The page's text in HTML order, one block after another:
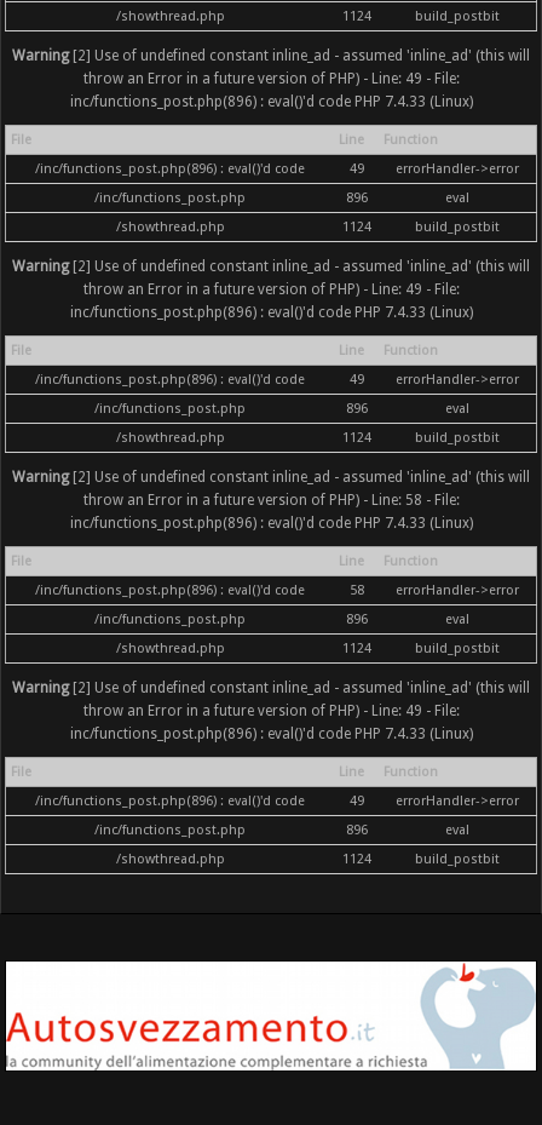
/showthread.php
1124 build_postbit
Warning[2] Use of undefined constant inline_ad - assumed 'inline_ad' (this will
throw an Error in a future version of PHP) - Line: 49 - File:
inc/functions_post.php(896) : eval()'d code PHP 7.4.33 (Linux)
File Line
Function
/inc/functions_post.php(896) : eval()'d code
49
errorHandler->error
/inc/functions_post.php
896
eval
/showthread.php
1124 build_postbit
Warning[2] Use of undefined constant inline_ad - assumed 'inline_ad' (this will
throw an Error in a future version of PHP) - Line: 49 - File:
inc/functions_post.php(896) : eval()'d code PHP 7.4.33 (Linux)
File Line
Function
/inc/functions_post.php(896) : eval()'d code
49
errorHandler->error
/inc/functions_post.php
896
eval
/showthread.php
1124 build_postbit
Warning[2] Use of undefined constant inline_ad - assumed 'inline_ad' (this will
throw an Error in a future version of PHP) - Line: 58 - File:
inc/functions_post.php(896) : eval()'d code PHP 7.4.33 (Linux)
File Line
Function
/inc/functions_post.php(896) : eval()'d code
58
errorHandler->error
/inc/functions_post.php
896
eval
/showthread.php
1124 build_postbit
Warning[2] Use of undefined constant inline_ad - assumed 'inline_ad' (this will
throw an Error in a future version of PHP) - Line: 49 - File:
inc/functions_post.php(896) : eval()'d code PHP 7.4.33 (Linux)
File Line
Function
/inc/functions_post.php(896) : eval()'d code
49
errorHandler->error
/inc/functions_post.php
896
eval
/showthread.php
1124 build_postbit